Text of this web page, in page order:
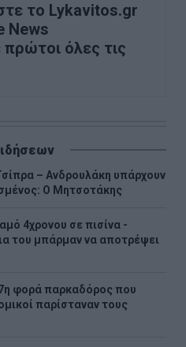
το Lykavitos.gr
News
πρώτοι όλες τις
– Ανδρουλάκη υπάρχουν
Ο Μητσοτάκης
4χρονου σε πισίνα -
του μπάρμαν να αποτρέψει
φορά παρκαδόρος που
παρίσταναν τους